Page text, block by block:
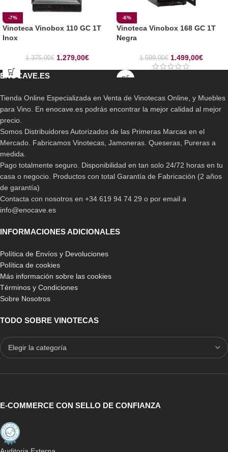
-7%
Vinoteca Vinobox 110 GC 1T
Inox
1.375,00€ 1.279,00€
-6%
Vinoteca Vinobox 168 GC 1T
Negra
1.599,00€ 1.499,00€
ENOCAVE.ES
Tienda Online Especializada en Venta de Vinotecas Online, y Muebles
para Vino. En enocave.es podrás encontrar la mejor calidad al mejor
precio.
Somos Distribuidores Autorizados de las Primeras Marcas en el
Mercado. Fabricamos Vinotecas, Jamoneras. Queseras, Pureras a
medida.
Pago totalmente seguro. Disponibilidad en tan solo 24/72 horas en tu
casa o negocio. Productos con total Garantía de Fabricación (2 años
de garantía)
Contacta con nosotros en +34 619 94 74 29 o por email a
info@enocave.es
INFORMACIONES ADICIONALES
Política de Envíos y Devoluciones
Política de cookies
Más información sobre las cookies
Términos y Condiciones
Sobre Nosotros
TODO SOBRE VINOTECAS
E-COMMERCE CON SELLO DE CONFIANZA